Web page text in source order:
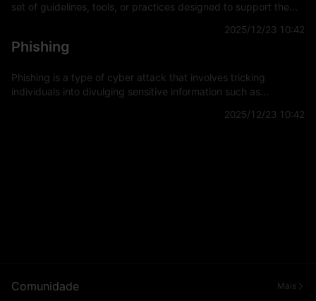
set of guidelines, tools, or practices designed to support the
2025/12/23 10:42
Phishing
Phishing is a type of cyber attack that involves tricking
individuals into divulging sensitive information such as
2025/12/23 10:42
Comunidade Mais